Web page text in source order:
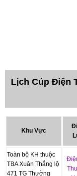
Lịch Cúp Điện
Khu Vực
Toàn bộ KH thuộc
TBA Xuân Thắng lộ
471 TG Thường